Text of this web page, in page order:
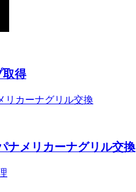
取得
ナメリカーナグリル交換